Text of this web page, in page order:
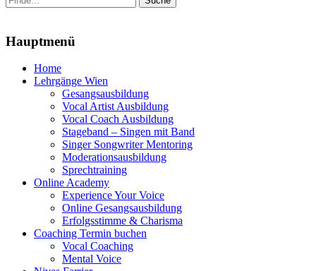
nach:
Hauptmenü
Zum
Inhalt
Home
Lehrgänge Wien
Gesangsausbildung
Vocal Artist Ausbildung
Vocal Coach Ausbildung
Stageband – Singen mit Band
Singer Songwriter Mentoring
Moderationsausbildung
Sprechtraining
Online Academy
Experience Your Voice
Online Gesangsausbildung
Erfolgsstimme & Charisma
Coaching Termin buchen
Vocal Coaching
Mental Voice